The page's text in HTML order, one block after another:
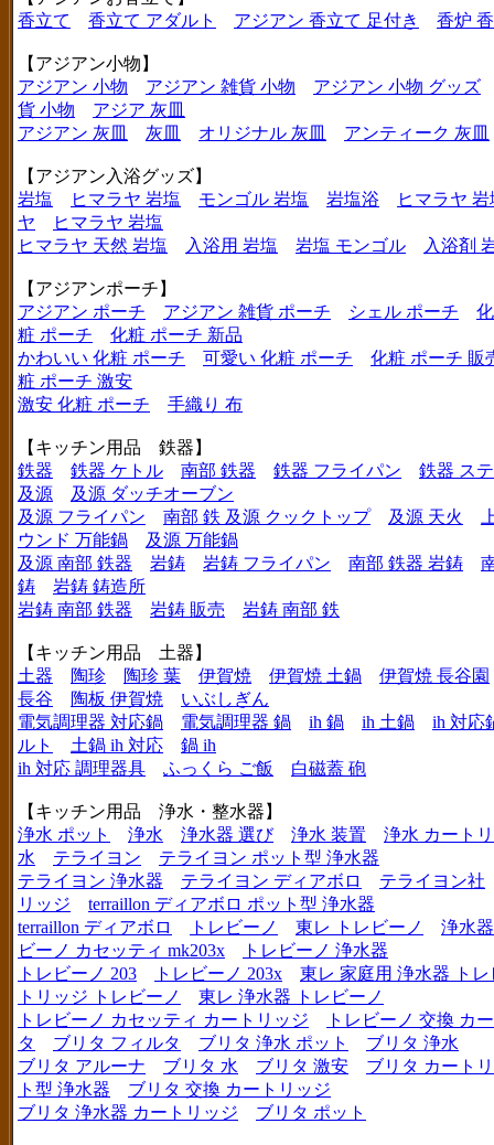
香立て
香立て アダルト アジアン 香立て 足付き 香炉
【アジアン小物】
アジアン 小物
アジアン 雑貨 小物
アジアン 小物 グッズ
貨 小物
アジア 灰皿
アジアン 灰皿
灰皿 オリジナル 灰皿 アンティーク 灰皿
【アジアン入浴グッズ】
岩塩
ヒマラヤ 岩塩 モンゴル 岩塩 岩塩浴
ヒマラヤ
ヤ
ヒマラヤ 岩塩
ヒマラヤ 天然 岩塩
入浴用 岩塩 岩塩 モンゴル 入浴剤
【アジアンポーチ】
アジアン ポーチ
アジアン 雑貨 ポーチ シェル ポーチ
粧 ポーチ
化粧 ポーチ 新品
かわいい 化粧 ポーチ
可愛い 化粧 ポーチ
化粧 ポーチ 販
粧 ポーチ 激安
激安 化粧 ポーチ
手織り 布
【キッチン用品 鉄器】
鉄器
鉄器 ケトル 南部 鉄器 鉄器 フライパン
鉄器 ス
及源
及源 ダッチオーブン
及源 フライパン
南部 鉄 及源 クックトップ 及源 天火
ウンド 万能鍋
及源 万能鍋
及源 南部 鉄器
岩鋳 岩鋳 フライパン 南部 鉄器 岩鋳
鋳
岩鋳 鋳造所
岩鋳 南部 鉄器
岩鋳 販売 岩鋳 南部 鉄
【キッチン用品 土器】
土器
陶珍 陶珍 葉 伊賀焼 伊賀焼 土鍋
伊賀焼 長谷園
長谷
陶板 伊賀焼
いぶしぎん
電気調理器 対応鍋
電気調理器 鍋 ih 鍋 ih 土鍋
ih 対応
ルト
土鍋 ih 対応
鍋 ih
ih 対応 調理器具
ふっくら ご飯 白磁蓋 砲
【キッチン用品 浄水・整水器】
浄水 ポット
浄水 浄水器 選び 浄水 装置
浄水 カート
水
テライヨン
テライヨン ポット型 浄水器
テライヨン 浄水器
テライヨン ディアボロ
テライヨン社
リッジ
terraillon ディアボロ ポット型 浄水器
terraillon ディアボロ
トレビーノ 東レ トレビーノ
浄水
ビーノ カセッティ mk203x
トレビーノ 浄水器
トレビーノ 203
トレビーノ 203x
東レ 家庭用 浄水器 トレ
トリッジ トレビーノ
東レ 浄水器 トレビーノ
トレビーノ カセッティ カートリッジ
トレビーノ 交換 カ
タ
ブリタ フィルタ ブリタ 浄水 ポット
ブリタ 浄水
ブリタ アルーナ
ブリタ 水 ブリタ 激安
ブリタ カート
ト型 浄水器
ブリタ 交換 カートリッジ
ブリタ 浄水器 カートリッジ
ブリタ ポット